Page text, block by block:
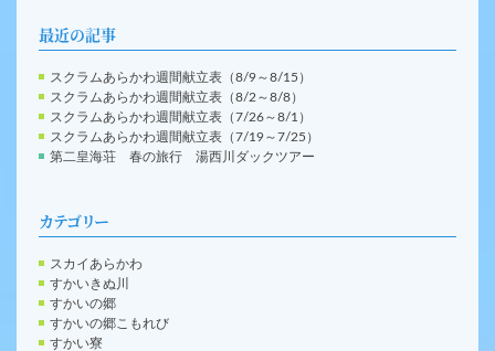
最近の記事
スクラムあらかわ週間献立表（8/9～8/15）
スクラムあらかわ週間献立表（8/2～8/8）
スクラムあらかわ週間献立表（7/26～8/1）
スクラムあらかわ週間献立表（7/19～7/25）
第二皇海荘 春の旅行 湯西川ダックツアー
カテゴリー
スカイあらかわ
すかいきぬ川
すかいの郷
すかいの郷こもれび
すかい寮